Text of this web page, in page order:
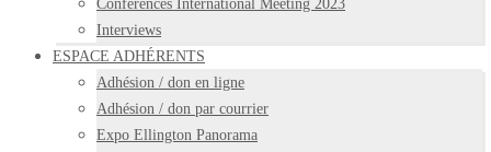
Conferences International Meeting 2023
Interviews
ESPACE ADHÉRENTS
Adhésion / don en ligne
Adhésion / don par courrier
Expo Ellington Panorama